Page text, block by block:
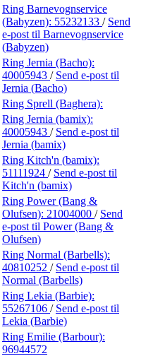
Ring Barnevognservice
(Babyzen): 55232133 / Send
e-post til Barnevognservice
(Babyzen)
Ring Jernia (Bacho):
40005943 / Send e-post til
Jernia (Bacho)
Ring Sprell (Baghera):
Ring Jernia (bamix):
40005943 / Send e-post til
Jernia (bamix)
Ring Kitch'n (bamix):
51111924 / Send e-post til
Kitch'n (bamix)
Ring Power (Bang &
Olufsen): 21004000 / Send
e-post til Power (Bang &
Olufsen)
Ring Normal (Barbells):
40810252 / Send e-post til
Normal (Barbells)
Ring Lekia (Barbie):
55267106 / Send e-post til
Lekia (Barbie)
Ring Emilie (Barbour):
96944572